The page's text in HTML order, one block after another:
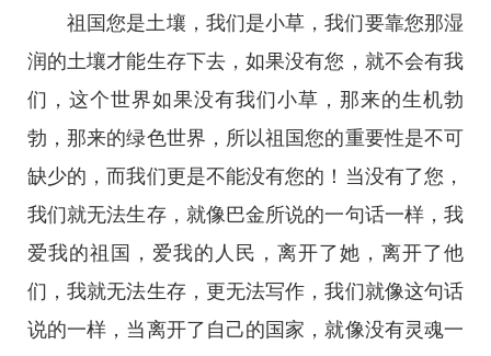
祖国您是土壤，我们是小草，我们要靠您那湿
润的土壤才能生存下去，如果没有您，就不会有我
们，这个世界如果没有我们小草，那来的生机勃
勃，那来的绿色世界，所以祖国您的重要性是不可
缺少的，而我们更是不能没有您的！当没有了您，
我们就无法生存，就像巴金所说的一句话一样，我
爱我的祖国，爱我的人民，离开了她，离开了他
们，我就无法生存，更无法写作，我们就像这句话
说的一样，当离开了自己的国家，就像没有灵魂一